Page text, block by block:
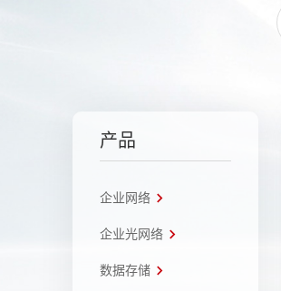
产品
企业网络
企业光网络
数据存储